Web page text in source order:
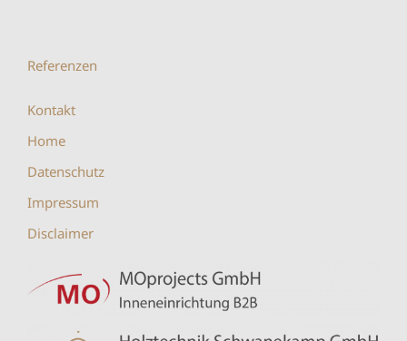
Referenzen
Kontakt
Home
Datenschutz
Impressum
Disclaimer